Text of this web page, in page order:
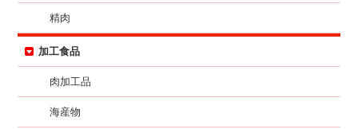
精肉
加工食品
肉加工品
海産物